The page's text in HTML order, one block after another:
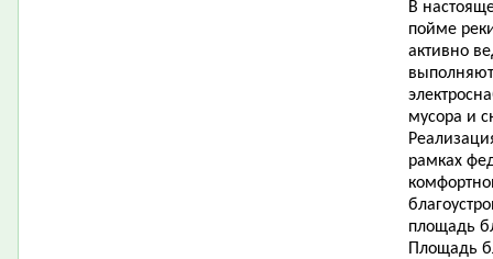
В
пойме
активно
мусора и
рамках
площадь
Площадь